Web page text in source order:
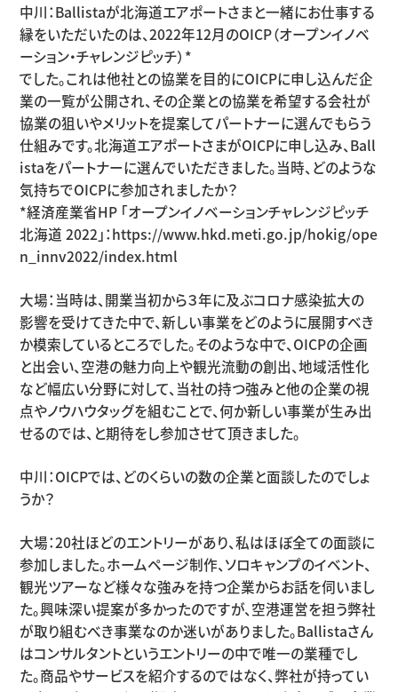
中川：Ballistaが北海道エアポートさまと一緒にお仕事する
縁をいただいたのは、2022年12月のOICP（オープンイノベ
ーション・チャレンジピッチ）*
でした。これは他社との協業を目的にOICPに申し込んだ企
業の一覧が公開され、その企業との協業を希望する会社が
協業の狙いやメリットを提案してパートナーに選んでもらう
仕組みです。北海道エアポートさまがOICPに申し込み、Ball
istaをパートナーに選んでいただきました。当時、どのような
気持ちでOICPに参加されましたか？
*経済産業省HP 「オープンイノベーションチャレンジピッチ
北海道 2022」：https://www.hkd.meti.go.jp/hokig/ope
n_innv2022/index.html
大場：当時は、開業当初から３年に及ぶコロナ感染拡大の
影響を受けてきた中で、新しい事業をどのように展開すべき
か模索しているところでした。そのような中で、OICPの企画
と出会い、空港の魅力向上や観光流動の創出、地域活性化
など幅広い分野に対して、当社の持つ強みと他の企業の視
点やノウハウタッグを組むことで、何か新しい事業が生み出
せるのでは、と期待をし参加させて頂きました。
中川：OICPでは、どのくらいの数の企業と面談したのでしょ
うか？
大場：20社ほどのエントリーがあり、私はほぼ全ての面談に
参加しました。ホームページ制作、ソロキャンプのイベント、
観光ツアーなど様々な強みを持つ企業からお話を伺いまし
た。興味深い提案が多かったのですが、空港運営を担う弊社
が取り組むべき事業なのか迷いがありました。Ballistaさん
はコンサルタントというエントリーの中で唯一の業種でし
た。商品やサービスを紹介するのではなく、弊社が持ってい